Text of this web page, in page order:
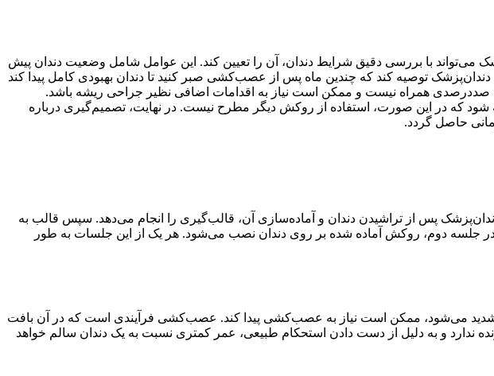
با بررسی دقیق شرایط دندان، آن را تعیین کند. این عوامل شامل وضعیت دندان پیش
توصیه کند که چندین ماه پس از عصب‌کشی صبر کنید تا دندان بهبودی کامل پیدا کند
همراه نیست و ممکن است نیاز به اقدامات اضافی نظیر جراحی ریشه باشد.
که در این صورت، استفاده از روکش دیگر مطرح نیست. در نهایت، تصمیم‌گیری درباره
حاصل گردد.
پس از تراشیدن دندان و آماده‌سازی آن، قالب‌گیری را انجام می‌دهد. سپس قالب به
در جلسه دوم، روکش آماده شده بر روی دندان نصب می‌شود. هر یک از این جلسات به طور
شدید می‌شود، ممکن است نیاز به عصب‌کشی پیدا کند. عصب‌کشی فرآیندی است که در آن بافت
ندارد و به دلیل از دست دادن استحکام طبیعی، عمر کمتری نسبت به یک دندان سالم خواهد